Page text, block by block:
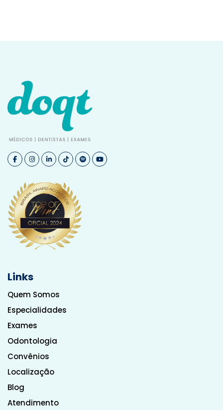
Links
Quem Somos
Especialidades
Exames
Odontologia
Convênios
Localização
Blog
Atendimento